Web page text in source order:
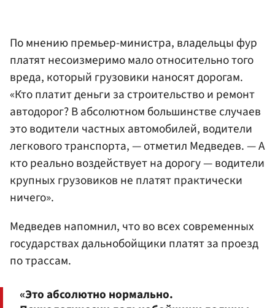
По мнению премьер-министра, владельцы фур
платят несоизмеримо мало относительно того
вреда, который грузовики наносят дорогам.
«Кто платит деньги за строительство и ремонт
автодорог? В абсолютном большинстве случаев
это водители частных автомобилей, водители
легкового транспорта, — отметил Медведев. — А
кто реально воздействует на дорогу — водители
крупных грузовиков не платят практически
ничего».
Медведев напомнил, что во всех современных
государствах дальнобойщики платят за проезд
по трассам.
«Это абсолютно нормально.